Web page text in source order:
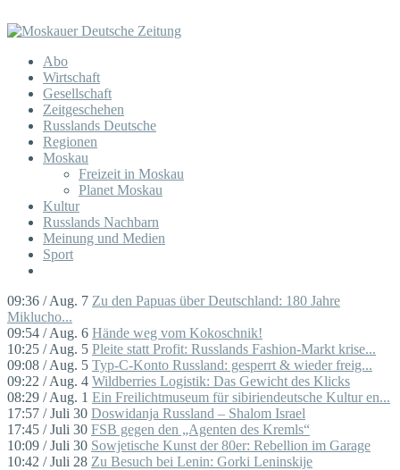
Abo
Wirtschaft
Gesellschaft
Zeitgeschehen
Russlands Deutsche
Regionen
Moskau
Freizeit in Moskau
Planet Moskau
Kultur
Russlands Nachbarn
Meinung und Medien
Sport
09:36 / Aug. 7 Zu den Papuas über Deutschland: 180 Jahre
Miklucho...
09:54 / Aug. 6 Hände weg vom Kokoschnik!
10:25 / Aug. 5 Pleite statt Profit: Russlands Fashion-Markt krise...
09:08 / Aug. 5 Typ-C-Konto Russland: gesperrt & wieder freig...
09:22 / Aug. 4 Wildberries Logistik: Das Gewicht des Klicks
08:29 / Aug. 1 Ein Freilichtmuseum für sibiriendeutsche Kultur en...
17:57 / Juli 30 Doswidanja Russland – Shalom Israel
17:45 / Juli 30 FSB gegen den „Agenten des Kremls“
10:09 / Juli 30 Sowjetische Kunst der 80er: Rebellion im Garage
10:42 / Juli 28 Zu Besuch bei Lenin: Gorki Leninskije